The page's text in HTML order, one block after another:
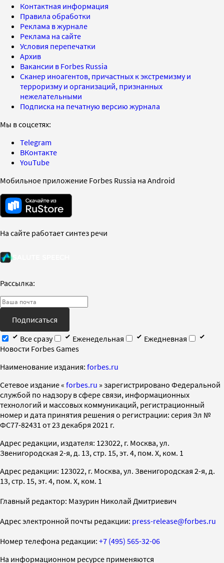
Контактная информация
Правила обработки
Реклама в журнале
Реклама на сайте
Условия перепечатки
Архив
Вакансии в Forbes Russia
Сканер иноагентов, причастных к экстремизму и
терроризму и организаций, признанных
нежелательными
Подписка на печатную версию журнала
Мы в соцсетях:
Telegram
ВКонтакте
YouTube
Мобильное приложение Forbes Russia на Android
На сайте работает синтез речи
Рассылка:
Подписаться
Все сразу
Еженедельная
Ежедневная
Новости Forbes Games
Наименование издания: forbes.ru
Cетевое издание « forbes.ru » зарегистрировано Федеральной
службой по надзору в сфере связи, информационных
технологий и массовых коммуникаций, регистрационный
номер и дата принятия решения о регистрации: серия Эл №
ФС77-82431 от 23 декабря 2021 г.
Адрес редакции, издателя: 123022, г. Москва, ул.
Звенигородская 2-я, д. 13, стр. 15, эт. 4, пом. X, ком. 1
Адрес редакции: 123022, г. Москва, ул. Звенигородская 2-я, д.
13, стр. 15, эт. 4, пом. X, ком. 1
Главный редактор: Мазурин Николай Дмитриевич
Адрес электронной почты редакции: press-release@forbes.ru
Номер телефона редакции: +7 (495) 565-32-06
На информационном ресурсе применяются